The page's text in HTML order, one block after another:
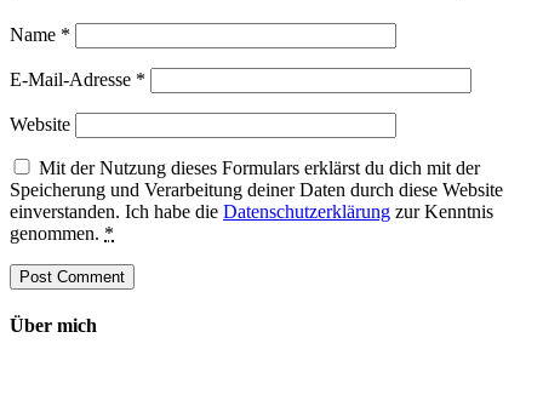
Name *
E-Mail-Adresse *
Website
Mit der Nutzung dieses Formulars erklärst du dich mit der
Speicherung und Verarbeitung deiner Daten durch diese Website
einverstanden. Ich habe die Datenschutzerklärung zur Kenntnis
genommen. *
Über mich